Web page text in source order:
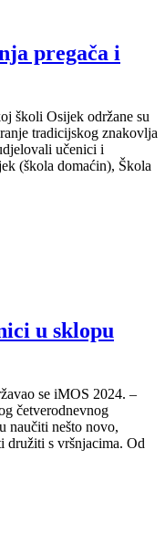
pregača i
školi Osijek održane su
tradicijskog znakovlja
učenici i
(škola domaćin), Škola
u sklopu
se iMOS 2024. –
četverodnevnog
naučiti nešto novo,
družiti s vršnjacima. Od